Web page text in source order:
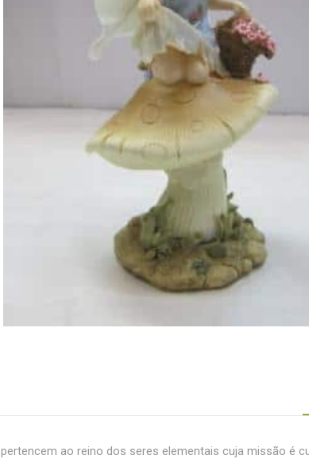
ao reino dos seres elementais cuja missão é